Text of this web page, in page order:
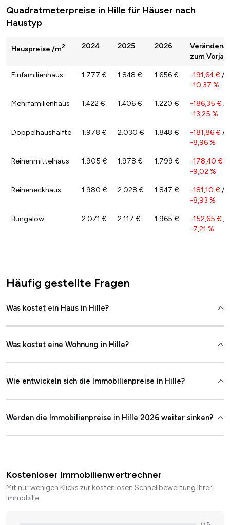
Quadratmeterpreise in Hille für Häuser nach
Haustyp
Hauspreise /m2 2024 2025 2026
zum Vorjahr
Einfamilienhaus 1.777 € 1.848 € 1.656 € -191,64 € /
-10,37 %
Mehrfamilienhaus 1.422 € 1.406 € 1.220 € -186,35 € /
-13,25 %
Doppelhaushälfte 1.978 € 2.030 € 1.848 € -181,86 € /
-8,96 %
Reihenmittelhaus 1.905 € 1.978 € 1.799 € -178,40 €
-9,02 %
Reiheneckhaus 1.980 € 2.028 € 1.847 € -181,10 € /
-8,93 %
Bungalow 2.071 € 2.117 € 1.965 € -152,65 € /
-7,21 %
Häufig gestellte Fragen
Was kostet ein Haus in Hille?
Was kostet eine Wohnung in Hille?
Wie entwickeln sich die Immobilienpreise in Hille?
Werden die Immobilienpreise in Hille 2026 weiter sinken?
Kostenloser Immobilienwertrechner
Mit nur wenigen Klicks zur kostenlosen Schnellbewertung Ihrer
Immobilie.